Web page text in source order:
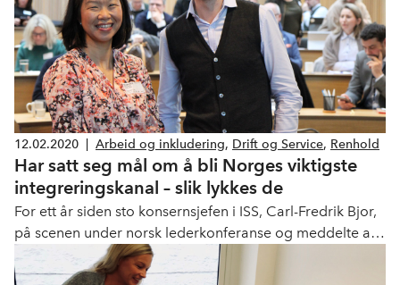
12.02.2020 Arbeid og inkludering, Drift og Service, Renhold
Har satt seg mål om å bli Norges viktigste
integreringskanal – slik lykkes de
For ett år siden sto konsernsjefen i ISS, Carl-Fredrik Bjor,
på scenen under norsk lederkonferanse og meddelte at
ISS skulle bli Norge viktigste integreringskanal. Arbeidet
med å inkludere flere er godt i gang og de er allerede i